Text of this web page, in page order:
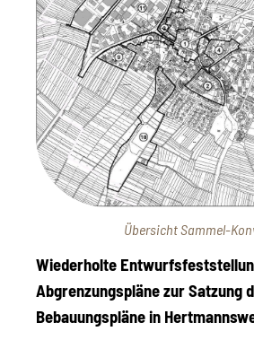
Übersicht Sammel-
Wiederholte
Abgrenzungspläne zur Satzung
Bebauungspläne in